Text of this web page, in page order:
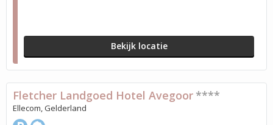
Bekijk locatie
Fletcher Landgoed Hotel Avegoor ****
Ellecom, Gelderland